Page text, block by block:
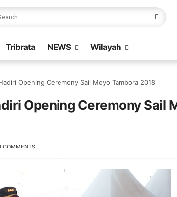
Tribrata NEWS Wilayah
Opening Ceremony Sail Moyo Tambora 2018
Opening Ceremony Sail
COMMENTS